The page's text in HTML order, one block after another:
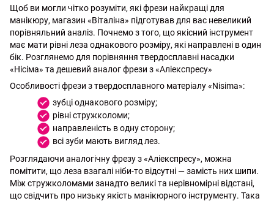
Щоб ви могли чітко розуміти, які фрези найкращі для
манікюру, магазин «Віталіна» підготував для вас невеликий
порівняльний аналіз. Почнемо з того, що якісний інструмент
має мати рівні леза однакового розміру, які направлені в один
бік. Розглянемо для порівняння твердосплавні насадки
«Нісіма» та дешевий аналог фрези з «Аліекспресу»
Особливості фрези з твердосплавного матеріалу «Nisima»:
зубці однакового розміру;
рівні стружколоми;
направленість в одну сторону;
всі зуби мають вигляд лез.
Розглядаючи аналогічну фрезу з «Аліекспресу», можна
помітити, що леза взагалі ніби-то відсутні — замість них шипи.
Між стружколомами занадто великі та нерівномірні відстані,
що свідчить про низьку якість манікюрного інструменту. Така